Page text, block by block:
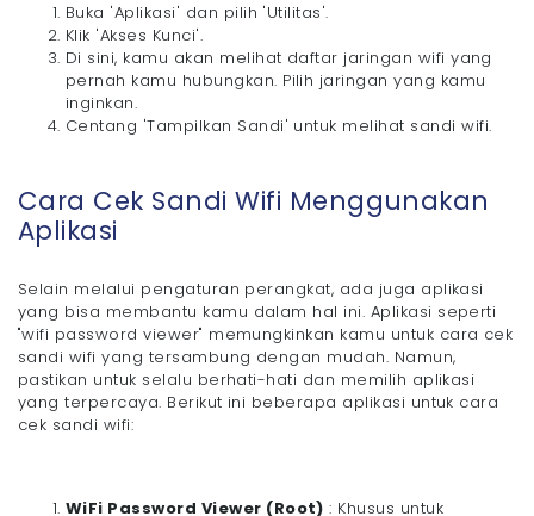
Buka 'Aplikasi' dan pilih 'Utilitas'.
Klik 'Akses Kunci'.
Di sini, kamu akan melihat daftar jaringan wifi yang
pernah kamu hubungkan. Pilih jaringan yang kamu
inginkan.
Centang 'Tampilkan Sandi' untuk melihat sandi wifi.
Cara Cek Sandi Wifi Menggunakan
Aplikasi
Selain melalui pengaturan perangkat, ada juga aplikasi
yang bisa membantu kamu dalam hal ini. Aplikasi seperti
"wifi password viewer" memungkinkan kamu untuk cara cek
sandi wifi yang tersambung dengan mudah. Namun,
pastikan untuk selalu berhati-hati dan memilih aplikasi
yang terpercaya. Berikut ini beberapa aplikasi untuk cara
cek sandi wifi:
WiFi Password Viewer (Root) : Khusus untuk